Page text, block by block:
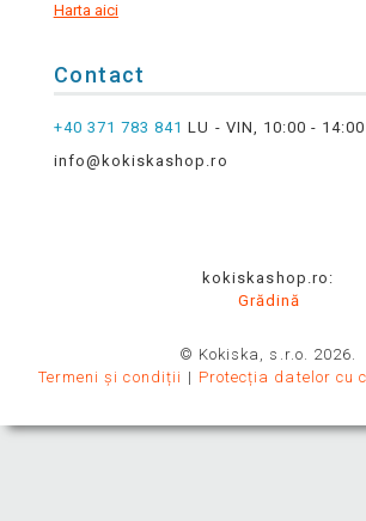
Harta aici
Contact
+40 371 783 841 LU - VIN, 10:00 - 14:00
info@kokiskashop.ro
kokiskashop.ro:
Grădină
© Kokiska, s.r.o. 2026.
Termeni și condiții
Protecția datelor cu